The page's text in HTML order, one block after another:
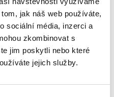
jak náš web používáte,
sociální média, inzerci a
zkombinovat s
jim poskytli nebo které
jejich služby.
problematice v
pozemků na
o půdě. Na ty
li možné navrátit jim
v civilním sporném